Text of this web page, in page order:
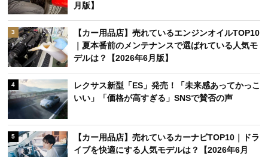
月版】
3
【カー用品店】売れているエンジンオイルTOP10
｜夏本番前のメンテナンスで選ばれている人気モ
デルは？【2026年6月版】
4
レクサス新型「ES」発売！「未来感あってかっこ
いい」「価格が高すぎる」SNSで賛否の声
5
【カー用品店】売れているカーナビTOP10｜ドラ
イブを快適にする人気モデルは？【2026年6月